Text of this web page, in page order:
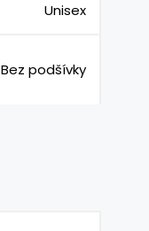
Unisex
Bez podšívky